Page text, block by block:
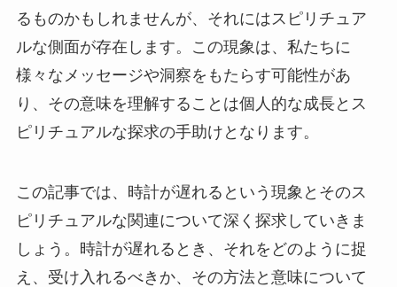
るものかもしれませんが、それにはスピリチュア
ルな側面が存在します。この現象は、私たちに
様々なメッセージや洞察をもたらす可能性があ
り、その意味を理解することは個人的な成長とス
ピリチュアルな探求の手助けとなります。
この記事では、時計が遅れるという現象とそのス
ピリチュアルな関連について深く探求していきま
しょう。時計が遅れるとき、それをどのように捉
え、受け入れるべきか、その方法と意味について